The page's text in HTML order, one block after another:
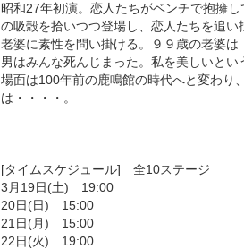
昭和27年初演。恋人たちがベンチで抱擁
の吸殻を拾いつつ登場し、恋人たちを追い
老婆に素性を問い掛ける。９９歳の老婆
男はみんな死んじまった。私を美しいと
場面は100年前の鹿鳴館の時代へと変わり
は・・・・。
[タイムスケジュール] 全10ステージ
3月19日(土) 19:00
20日(日) 15:00
21日(月) 15:00
22日(火) 19:00